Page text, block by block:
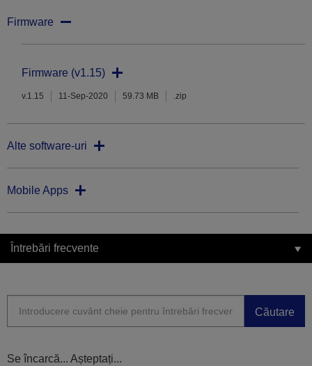
Firmware
Firmware (v1.15)
v.1.15 11-Sep-2020 59.73 MB .zip
Alte software-uri
Mobile Apps
Întrebări frecvente
Căutare
Se încarcă... Așteptați...